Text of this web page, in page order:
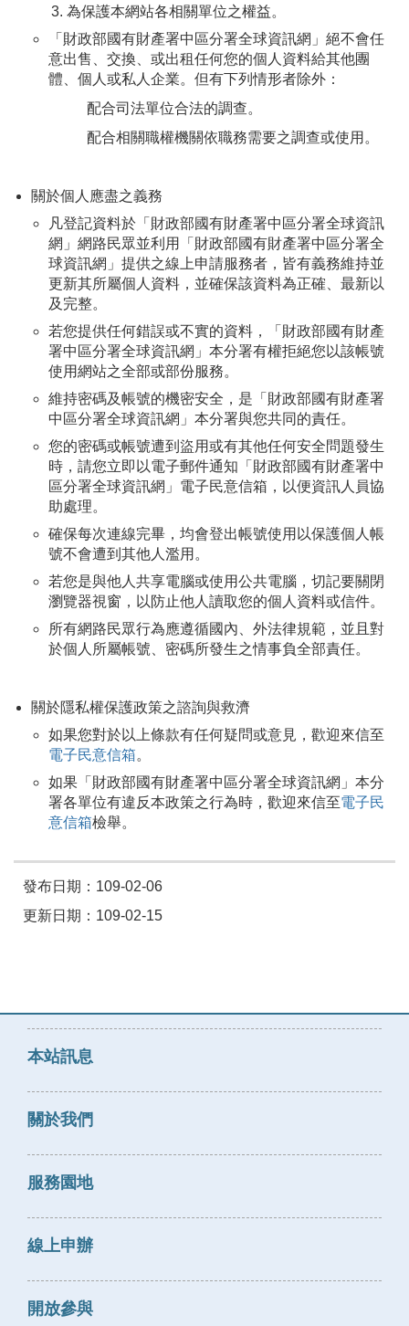
為保護本網站各相關單位之權益。
「財政部國有財產署中區分署全球資訊網」絕不會任
意出售、交換、或出租任何您的個人資料給其他團
體、個人或私人企業。但有下列情形者除外：
配合司法單位合法的調查。
配合相關職權機關依職務需要之調查或使用。
關於個人應盡之義務
凡登記資料於「財政部國有財產署中區分署全球資訊
網」網路民眾並利用「財政部國有財產署中區分署全
球資訊網」提供之線上申請服務者，皆有義務維持並
更新其所屬個人資料，並確保該資料為正確、最新以
及完整。
若您提供任何錯誤或不實的資料，「財政部國有財產
署中區分署全球資訊網」本分署有權拒絕您以該帳號
使用網站之全部或部份服務。
維持密碼及帳號的機密安全，是「財政部國有財產署
中區分署全球資訊網」本分署與您共同的責任。
您的密碼或帳號遭到盜用或有其他任何安全問題發生
時，請您立即以電子郵件通知「財政部國有財產署中
區分署全球資訊網」電子民意信箱，以便資訊人員協
助處理。
確保每次連線完畢，均會登出帳號使用以保護個人帳
號不會遭到其他人濫用。
若您是與他人共享電腦或使用公共電腦，切記要關閉
瀏覽器視窗，以防止他人讀取您的個人資料或信件。
所有網路民眾行為應遵循國內、外法律規範，並且對
於個人所屬帳號、密碼所發生之情事負全部責任。
關於隱私權保護政策之諮詢與救濟
如果您對於以上條款有任何疑問或意見，歡迎來信至
電子民意信箱。
如果「財政部國有財產署中區分署全球資訊網」本分
署各單位有違反本政策之行為時，歡迎來信至電子民
意信箱檢舉。
發布日期：109-02-06
更新日期：109-02-15
本站訊息
關於我們
服務園地
線上申辦
開放參與